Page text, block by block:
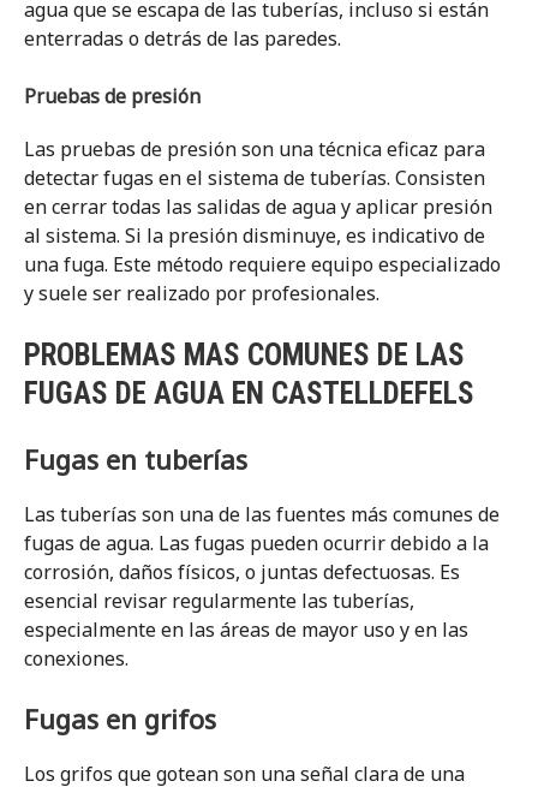
agua que se escapa de las tuberías, incluso si están
enterradas o detrás de las paredes.
Pruebas de presión
Las pruebas de presión son una técnica eficaz para
detectar fugas en el sistema de tuberías. Consisten
en cerrar todas las salidas de agua y aplicar presión
al sistema. Si la presión disminuye, es indicativo de
una fuga. Este método requiere equipo especializado
y suele ser realizado por profesionales.
PROBLEMAS MAS COMUNES DE LAS
FUGAS DE AGUA EN CASTELLDEFELS
Fugas en tuberías
Las tuberías son una de las fuentes más comunes de
fugas de agua. Las fugas pueden ocurrir debido a la
corrosión, daños físicos, o juntas defectuosas. Es
esencial revisar regularmente las tuberías,
especialmente en las áreas de mayor uso y en las
conexiones.
Fugas en grifos
Los grifos que gotean son una señal clara de una